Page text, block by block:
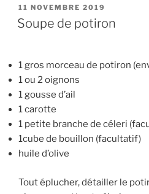
PUBLIÉ
LE
11 NOVEMBRE 2019
Soupe de potiron
1 gros morceau de potiron
1 ou 2 oignons
1 gousse d’ail
1 carotte
1 petite branche de céleri
1cube de bouillon (facultatif)
huile d’olive
Tout éplucher, détailler le